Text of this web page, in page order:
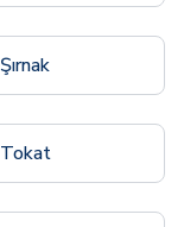
Şırnak
Tokat